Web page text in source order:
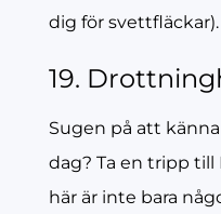
dig för svettfläckar).
19.
Sugen på att
dag? Ta en tripp
här är inte bara